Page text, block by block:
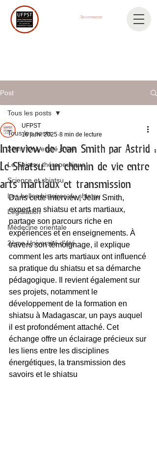
Se connecter
Post
Tous les posts
3ème Université d'été
Le Shiatsu thérapeutique
Science et shiatsu
Les belles histoires du shiatsu
Législation
Médecine orientale
2ème Université d'été
Tous les posts
Interview de Jean Smith par Astrid :
Le Shiatsu, un chemin de vie entre
arts martiaux et transmission
UFPST
16 janv. 2025 8 min de lecture
Dans cette interview, Jean Smith,
expert en shiatsu et arts martiaux,
partage son parcours riche en
expériences et en enseignements. À
travers son témoignage, il explique
comment les arts martiaux ont influencé
sa pratique du shiatsu et sa démarche
pédagogique. Il revient également sur
ses projets, notamment le
développement de la formation en
shiatsu à Madagascar, un pays auquel
il est profondément attaché. Cet
échange offre un éclairage précieux sur
les liens entre les disciplines
énergétiques, la transmission des
savoirs et le shiatsu